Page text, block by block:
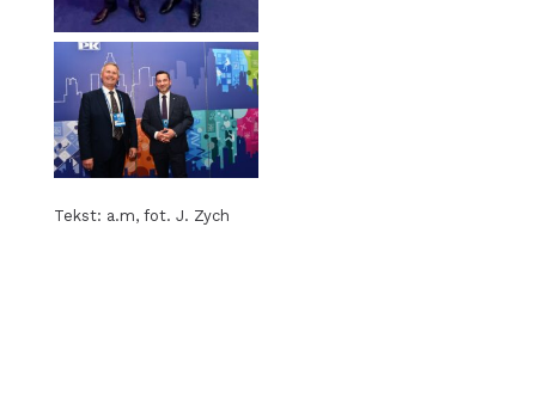
2025
Forum Ekonomiczne
2025
Tekst: a.m, fot. J. Zych